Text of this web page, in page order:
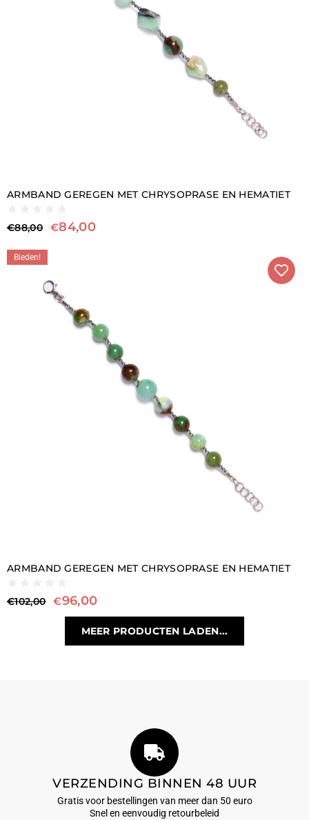
ARMBAND GEREGEN MET CHRYSOPRASE EN HEMATIET
€88,00 €84,00
Bieden!
ARMBAND GEREGEN MET CHRYSOPRASE EN HEMATIET
€102,00 €96,00
MEER PRODUCTEN LADEN...
VERZENDING BINNEN 48 UUR
Gratis voor bestellingen van meer dan 50 euro
Snel en eenvoudig retourbeleid